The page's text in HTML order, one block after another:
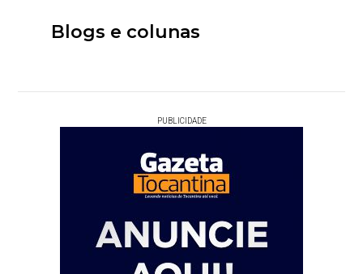
Blogs e colunas
PUBLICIDADE